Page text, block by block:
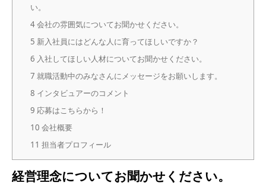
い。
4会社の雰囲気についてお聞かせください。
5 新入社員にはどんな人に育ってほしいですか？
6 入社してほしい人材についてお聞かせください。
7 就職活動中のみなさんにメッセージをお願いします。
8 インタビュアーのコメント
9 応募はこちらから！
10 会社概要
11 担当者プロフィール
経営理念についてお聞かせください。